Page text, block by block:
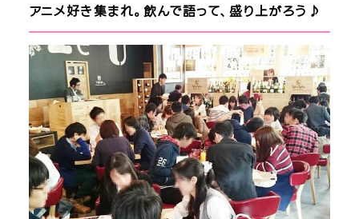
アニメ好き集まれ。飲んで語って、盛り上がろう♪